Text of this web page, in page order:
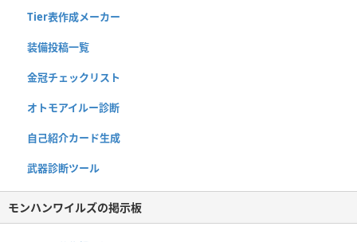
Tier表作成メーカー
装備投稿一覧
金冠チェックリスト
オトモアイルー診断
自己紹介カード生成
武器診断ツール
モンハンワイルズの掲示板